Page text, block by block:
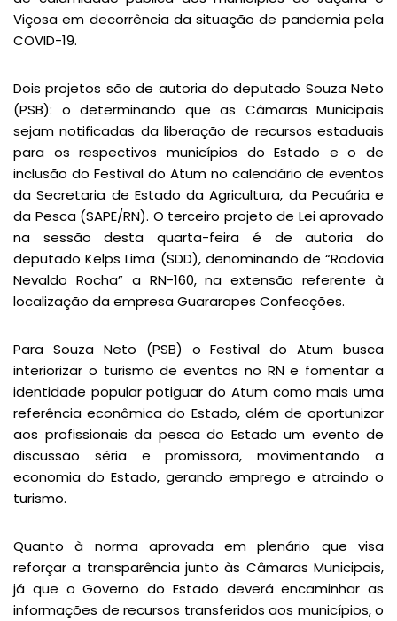
Viçosa em decorrência da situação de pandemia pela
COVID-19.
Dois projetos são de autoria do deputado Souza Neto
(PSB): o determinando que as Câmaras Municipais
sejam notificadas da liberação de recursos estaduais
para os respectivos municípios do Estado e o de
inclusão do Festival do Atum no calendário de eventos
da Secretaria de Estado da Agricultura, da Pecuária e
da Pesca (SAPE/RN). O terceiro projeto de Lei aprovado
na sessão desta quarta-feira é de autoria do
deputado Kelps Lima (SDD), denominando de “Rodovia
Nevaldo Rocha” a RN-160, na extensão referente à
localização da empresa Guararapes Confecções.
Para Souza Neto (PSB) o Festival do Atum busca
interiorizar o turismo de eventos no RN e fomentar a
identidade popular potiguar do Atum como mais uma
referência econômica do Estado, além de oportunizar
aos profissionais da pesca do Estado um evento de
discussão séria e promissora, movimentando a
economia do Estado, gerando emprego e atraindo o
turismo.
Quanto à norma aprovada em plenário que visa
reforçar a transparência junto às Câmaras Municipais,
já que o Governo do Estado deverá encaminhar as
informações de recursos transferidos aos municípios, o